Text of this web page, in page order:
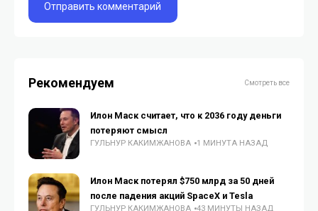
Рекомендуем Смотреть все
Илон Маск считает, что к 2036 году деньги
потеряют смысл
ГУЛЬНУР КАКИМЖАНОВА 1 МИНУТА НАЗАД
Илон Маск потерял $750 млрд за 50 дней
после падения акций SpaceX и Tesla
ГУЛЬНУР КАКИМЖАНОВА 43 МИНУТЫ НАЗАД